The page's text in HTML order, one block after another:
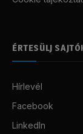
ÉRTESÜLJ
Hírlevél
Facebook
LinkedIn